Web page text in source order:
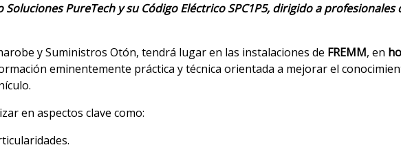
PureTech y su Código Eléctrico SPC1P5, dirigido a profesionales
y Suministros Otón, tendrá lugar en las instalaciones de FREMM, en
eminentemente práctica y técnica orientada a mejorar el
en aspectos clave como: